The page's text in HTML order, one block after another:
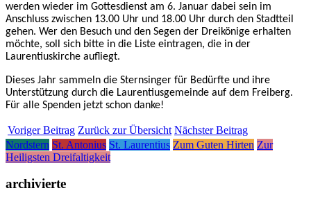
werden wieder im Gottesdienst am 6. Januar dabei sein im
Anschluss zwischen 13.00 Uhr und 18.00 Uhr durch den Stadtteil
gehen. Wer den Besuch und den Segen der Dreikönige erhalten
möchte, soll sich bitte in die Liste eintragen, die in der
Laurentiuskirche aufliegt.
Dieses Jahr sammeln die Sternsinger für Bedürfte und ihre
Unterstützung durch die Laurentiusgemeinde auf dem Freiberg.
Für alle Spenden jetzt schon danke!
Voriger Beitrag Zurück zur Übersicht Nächster Beitrag
Nordstern St. Antonius St. Laurentius Zum Guten Hirten Zur
Heiligsten Dreifaltigkeit
archivierte